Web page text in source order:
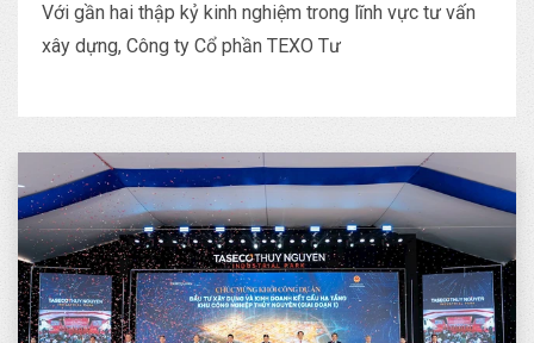
Với gần hai thập kỷ kinh nghiệm trong lĩnh vực tư vấn
xây dựng, Công ty Cổ phần TEXO Tư